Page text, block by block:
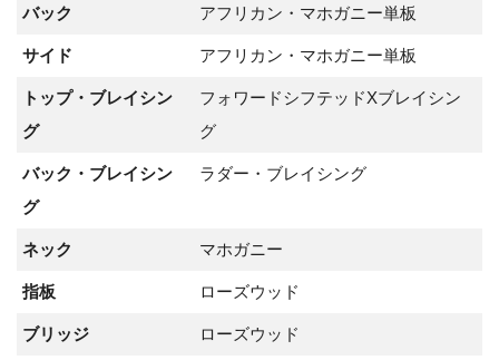
バック アフリカン・マホガニー単板
サイド アフリカン・マホガニー単板
トップ・ブレイシン
グ
フォワードシフテッドXブレイシン
グ
バック・ブレイシン
グ
ラダー・ブレイシング
ネック マホガニー
指板 ローズウッド
ブリッジ ローズウッド